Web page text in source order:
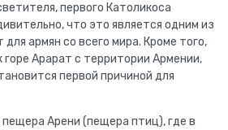
первого Католикоса
что это является одним из
армян со всего мира. Кроме того,
Арарат с территории Армении,
первой причиной для
Арени (пещера птиц), где в